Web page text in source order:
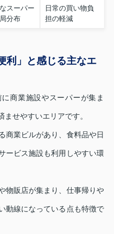
スーパー
分布
日常の買い物負
担の軽減
利」と感じる主なエ
商業施設やスーパーが集ま
ませやすいエリアです。
商業ビルがあり、食料品や日
ービス施設も利用しやすい環
物販店が集まり、仕事帰りや
動線になっている点も特徴で